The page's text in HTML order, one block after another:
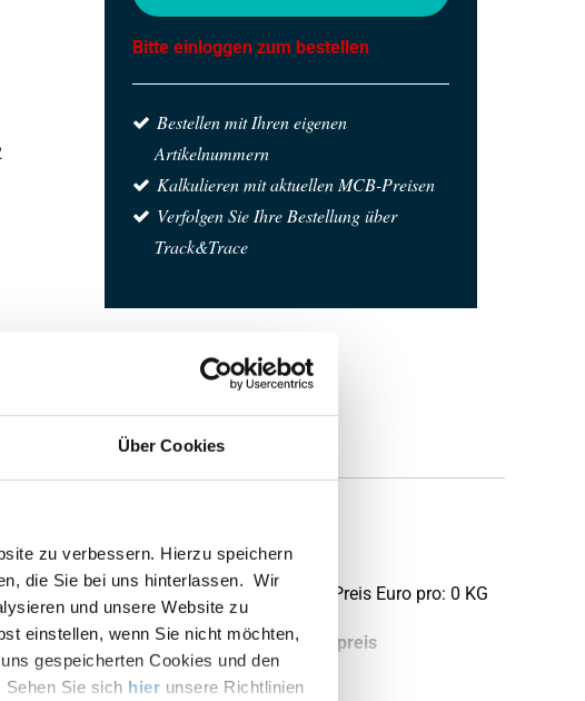
Über Cookies
zu verbessern. Hierzu speichern
die Sie bei uns hinterlassen. Wir
und unsere Website zu
einstellen, wenn Sie nicht möchten,
gespeicherten Cookies und den
Sehen Sie sich hier unsere Richtlinien
Bitte einloggen zum bestellen
Bestellen mit Ihren eigenen
Artikelnummern
Kalkulieren mit aktuellen MCB-Preisen
Verfolgen Sie Ihre Bestellung über
Track&Trace
C
Preis Euro pro: 0 KG
Stück pro KG Bruttopreis